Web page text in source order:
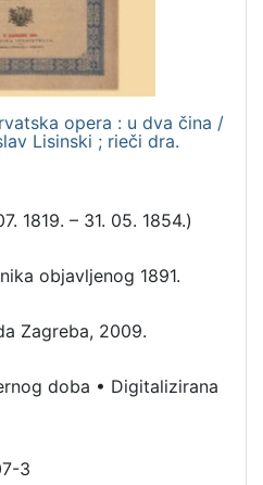
opera : u dva čina /
Lisinski ; rieči dra.
1819. – 31. 05. 1854.)
objavljenog 1891.
Zagreba, 2009.
doba • Digitalizirana
3